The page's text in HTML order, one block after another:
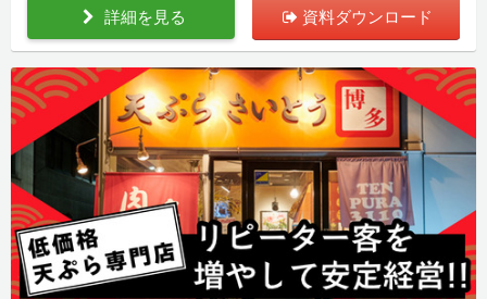
詳細を見る 資料ダウンロード